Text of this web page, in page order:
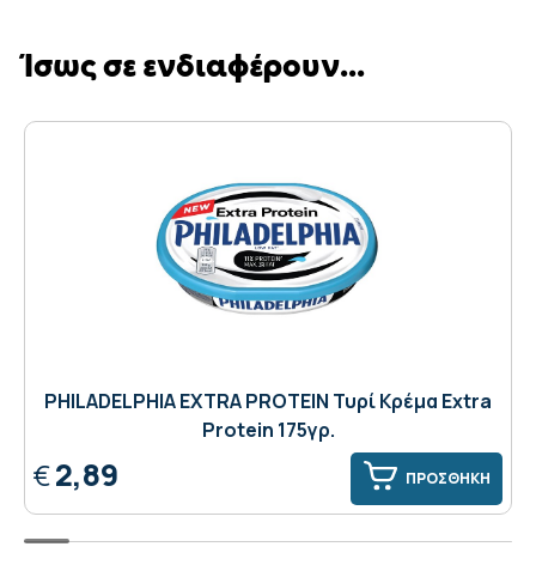
Ίσως σε ενδιαφέρουν...
PHILADELPHIA EXTRA PROTEIN Τυρί Κρέμα Extra
Protein 175γρ.
€2,89 ΠΡΟΣΘΗΚΗ